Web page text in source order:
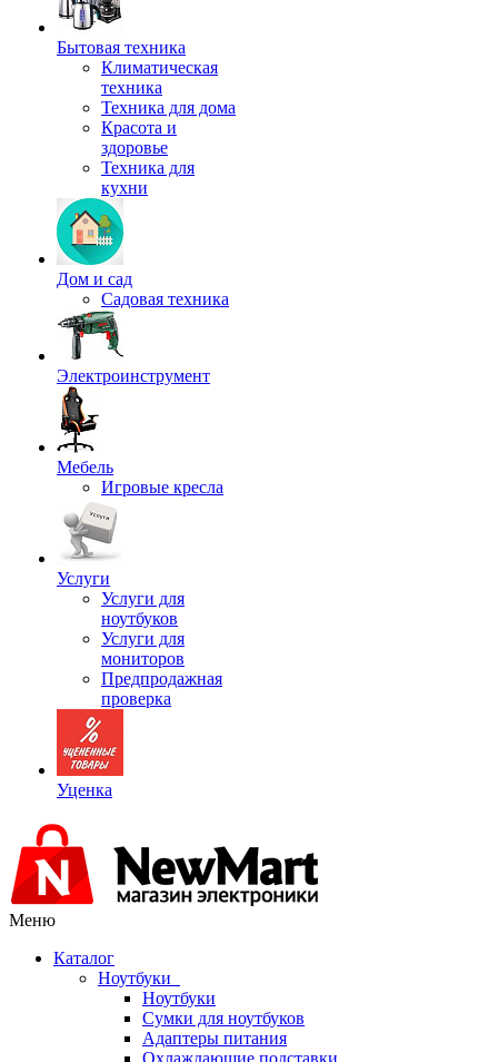
Бытовая техника
Климатическая
техника
Техника для дома
Красота и
здоровье
Техника для
кухни
Дом и сад
Садовая техника
Электроинструмент
Мебель
Игровые кресла
Услуги
Услуги для
ноутбуков
Услуги для
мониторов
Предпродажная
проверка
Уценка
Меню
Каталог
Ноутбуки
Ноутбуки
Сумки для ноутбуков
Адаптеры питания
Охлаждающие подставки